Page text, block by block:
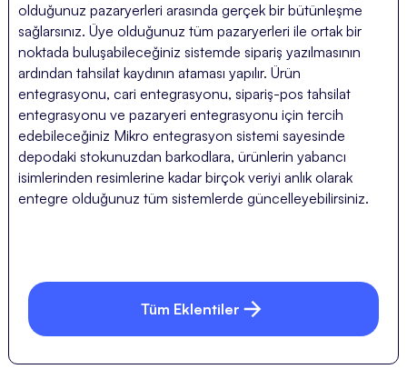
olduğunuz pazaryerleri arasında gerçek bir bütünleşme
sağlarsınız. Üye olduğunuz tüm pazaryerleri ile ortak bir
noktada buluşabileceğiniz sistemde sipariş yazılmasının
ardından tahsilat kaydının ataması yapılır. Ürün
entegrasyonu, cari entegrasyonu, sipariş-pos tahsilat
entegrasyonu ve pazaryeri entegrasyonu için tercih
edebileceğiniz Mikro entegrasyon sistemi sayesinde
depodaki stokunuzdan barkodlara, ürünlerin yabancı
isimlerinden resimlerine kadar birçok veriyi anlık olarak
entegre olduğunuz tüm sistemlerde güncelleyebilirsiniz.
Tüm Eklentiler